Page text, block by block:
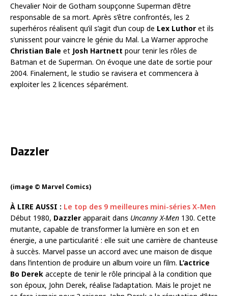
Chevalier Noir de Gotham soupçonne Superman d’être
responsable de sa mort. Après s’être confrontés, les 2
superhéros réalisent qu’il s’agit d’un coup de Lex Luthor et ils
s’unissent pour vaincre le génie du Mal. La Warner approche
Christian Bale et Josh Hartnett pour tenir les rôles de
Batman et de Superman. On évoque une date de sortie pour
2004. Finalement, le studio se ravisera et commencera à
exploiter les 2 licences séparément.
Dazzler
(image © Marvel Comics)
À LIRE AUSSI : Le top des 9 meilleures mini-séries X-Men
Début 1980, Dazzler apparait dans Uncanny X-Men 130. Cette
mutante, capable de transformer la lumière en son et en
énergie, a une particularité : elle suit une carrière de chanteuse
à succès. Marvel passe un accord avec une maison de disque
dans l’intention de produire un album voire un film. L’actrice
Bo Derek accepte de tenir le rôle principal à la condition que
son époux, John Derek, réalise l’adaptation. Mais le projet ne